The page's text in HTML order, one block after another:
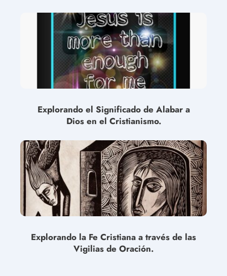
Explorando el Significado de Alabar a
Dios en el Cristianismo.
Explorando la Fe Cristiana a través de las
Vigilias de Oración.